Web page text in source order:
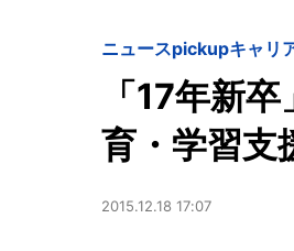
ニュースpickupキャリ
「17年新
育・学習支
2015.12.18 17:07